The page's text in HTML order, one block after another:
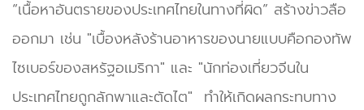
“เนื้อหาอันตรายของประเทศไทยในทางที่ผิด” สร้างข่าวลือ
ออกมา เช่น "เบื้องหลังร้านอาหารของนายแบบคือกองทัพ
ไซเบอร์ของสหรัฐอเมริกา" และ "นักท่องเที่ยวจีนใน
ประเทศไทยถูกลักพาและตัดไต" ทำให้เกิดผลกระทบทาง